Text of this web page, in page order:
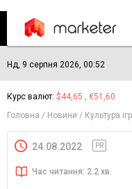
Нд, 9 серпня 2026, 00:52
Курс валют: $44,65 , €51,60
Головна
Новини Культура
24.08.2022 PR
Час читання: 2.2 хв.